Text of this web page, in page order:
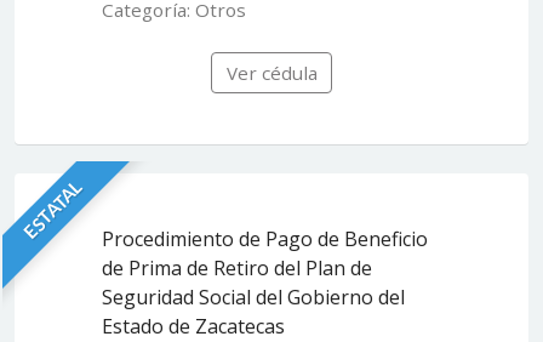
Categoría: Otros
Ver cédula
ESTATAL
Procedimiento de Pago de Beneficio
de Prima de Retiro del Plan de
Seguridad Social del Gobierno del
Estado de Zacatecas